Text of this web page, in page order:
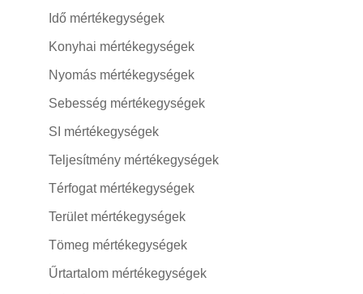
Idő mértékegységek
Konyhai mértékegységek
Nyomás mértékegységek
Sebesség mértékegységek
SI mértékegységek
Teljesítmény mértékegységek
Térfogat mértékegységek
Terület mértékegységek
Tömeg mértékegységek
Űrtartalom mértékegységek